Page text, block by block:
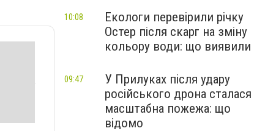
Екологи перевірили річку
Остер після скарг на зміну
кольору води: що виявили
10:08
У Прилуках після удару
російського дрона сталася
масштабна пожежа: що
відомо
09:47